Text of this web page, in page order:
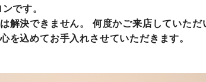
です。
解決できません。 何度かご来店していた
を込めてお手入れさせていただきます。